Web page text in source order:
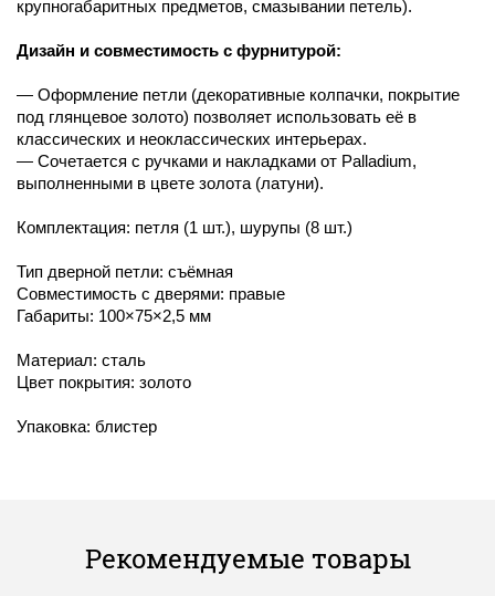
крупногабаритных предметов, смазывании петель).
Дизайн и совместимость с фурнитурой:
— Оформление петли (декоративные колпачки, покрытие
под глянцевое золото) позволяет использовать её в
классических и неоклассических интерьерах.
— Сочетается с ручками и накладками от Palladium,
выполненными в цвете золота (латуни).
Комплектация: петля (1 шт.), шурупы (8 шт.)
Тип дверной петли: съёмная
Совместимость с дверями: правые
Габариты: 100×75×2,5 мм
Материал: сталь
Цвет покрытия: золото
Упаковка: блистер
Рекомендуемые товары